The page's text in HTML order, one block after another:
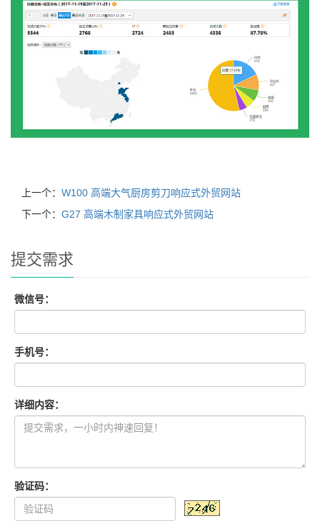
上一个： W100 高端大气厨房剪刀响应式外贸网站
下一个： G27 高端木制家具响应式外贸网站
提交需求
微信号：
手机号：
详细内容：
验证码：